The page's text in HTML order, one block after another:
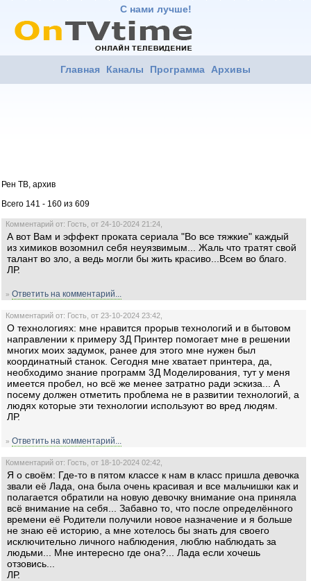
С нами лучше!
Главная Каналы Программа Архивы
Рен ТВ, архив
Всего 141 - 160 из 609
Комментарий от: Гость, от 24-10-2024 21:24,
А вот Вам и эффект проката сериала "Во все тяжкие" каждый
из химиков возомнил себя неуязвимым... Жаль что тратят свой
талант во зло, а ведь могли бы жить красиво...Всем во благо.
ЛР.
» Ответить на комментарий...
Комментарий от: Гость, от 23-10-2024 23:42,
О технологиях: мне нравится прорыв технологий и в бытовом
направлении к примеру 3Д Принтер помогает мне в решении
многих моих задумок, ранее для этого мне нужен был
координатный станок. Сегодня мне хватает принтера, да,
необходимо знание программ 3Д Моделирования, тут у меня
имеется пробел, но всё же менее затратно ради эскиза... А
посему должен отметить проблема не в развитии технологий, а
людях которые эти технологии используют во вред людям.
ЛР.
» Ответить на комментарий...
Комментарий от: Гость, от 18-10-2024 02:42,
Я о своём: Где-то в пятом классе к нам в класс пришла девочка
звали её Лада, она была очень красивая и все мальчишки как и
полагается обратили на новую девочку внимание она приняла
всё внимание на себя... Забавно то, что после определённого
времени её Родители получили новое назначение и я больше
не знаю её историю, а мне хотелось бы знать для своего
исключительно личного наблюдения, люблю наблюдать за
людьми... Мне интересно где она?... Лада если хочешь
отзовись...
ЛР.